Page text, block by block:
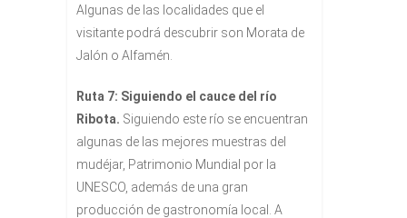
Algunas de las localidades que el
visitante podrá descubrir son Morata de
Jalón o Alfamén.
Ruta 7: Siguiendo el cauce del río
Ribota. Siguiendo este río se encuentran
algunas de las mejores muestras del
mudéjar, Patrimonio Mundial por la
UNESCO, además de una gran
producción de gastronomía local. A